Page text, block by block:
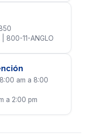
| 800-11-ANGLO
am a 8:00
a 2:00 pm